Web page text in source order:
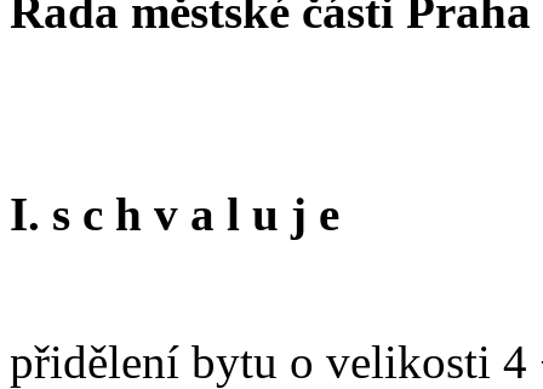
Rada městské části Praha
I. s c h v a l u j e
přidělení bytu o velikosti